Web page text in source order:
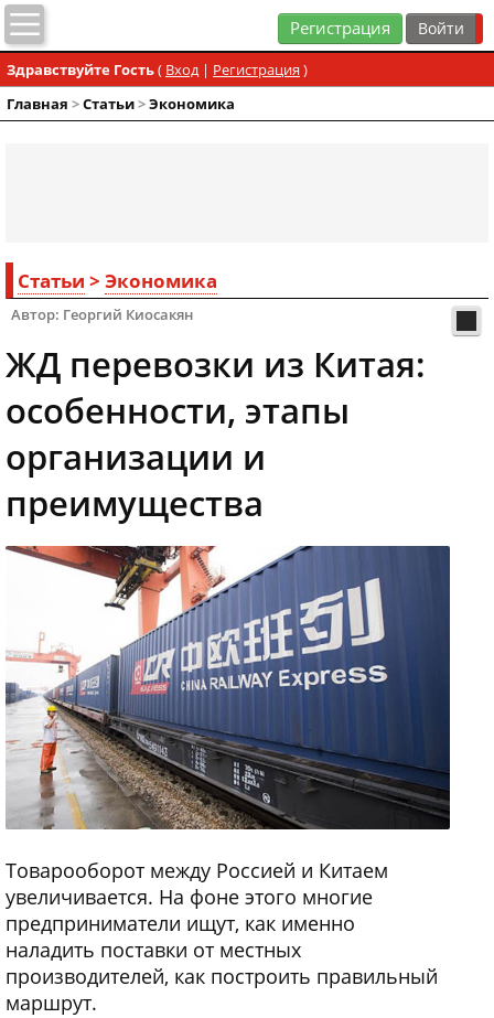
Регистрация
Здравствуйте Гость( Вход| Регистрация )
Главная >Статьи>Экономика
Статьи > Экономика
Автор: Георгий Киосакян
ЖД перевозки из Китая:
особенности, этапы
организации и
преимущества
Товарооборот между Россией и Китаем
увеличивается. На фоне этого многие
предприниматели ищут, как именно
наладить поставки от местных
производителей, как построить правильный
маршрут.